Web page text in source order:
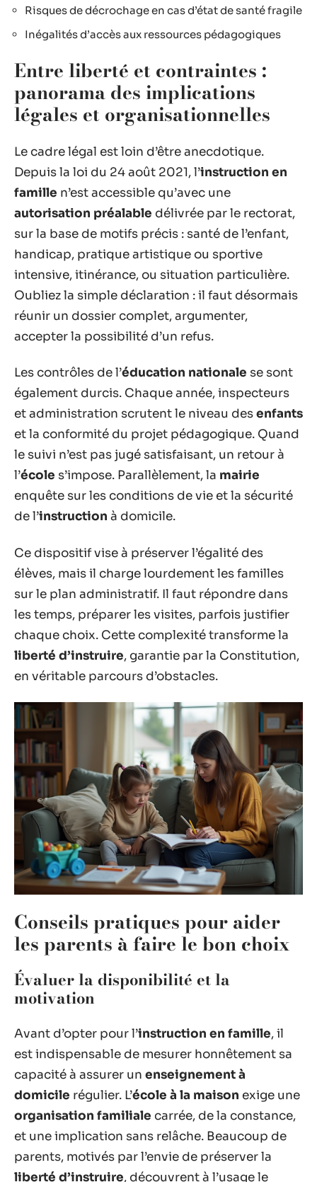
Risques de décrochage en cas d’état de santé fragile
Inégalités d’accès aux ressources pédagogiques
Entre liberté et contraintes :
panorama des implications
légales et organisationnelles
Le cadre légal est loin d’être anecdotique.
Depuis la loi du 24 août 2021, l’instruction en
famille n’est accessible qu’avec une
autorisation préalable délivrée par le rectorat,
sur la base de motifs précis : santé de l’enfant,
handicap, pratique artistique ou sportive
intensive, itinérance, ou situation particulière.
Oubliez la simple déclaration : il faut désormais
réunir un dossier complet, argumenter,
accepter la possibilité d’un refus.
Les contrôles de l’éducation nationale se sont
également durcis. Chaque année, inspecteurs
et administration scrutent le niveau desenfants
et la conformité du projet pédagogique. Quand
le suivi n’est pas jugé satisfaisant, un retour à
l’école s’impose. Parallèlement, la mairie
enquête sur les conditions de vie et la sécurité
de l’instruction à domicile.
Ce dispositif vise à préserver l’égalité des
élèves, mais il charge lourdement les familles
sur le plan administratif. Il faut répondre dans
les temps, préparer les visites, parfois justifier
chaque choix. Cette complexité transforme la
liberté d’instruire, garantie par la Constitution,
en véritable parcours d’obstacles.
Conseils pratiques pour aider
les parents à faire le bon choix
Évaluer la disponibilité et la
motivation
Avant d’opter pour l’instruction en famille, il
est indispensable de mesurer honnêtement sa
capacité à assurer un enseignement à
domicile régulier. L’école à la maison exige une
organisation familiale carrée, de la constance,
et une implication sans relâche. Beaucoup de
parents, motivés par l’envie de préserver la
liberté d’instruire, découvrent à l’usage le